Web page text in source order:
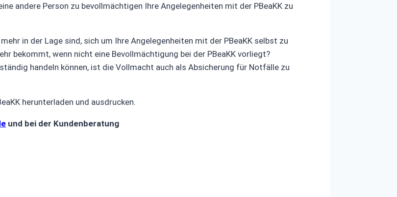
andere Person zu bevollmächtigen Ihre Angelegenheiten mit der PBeaKK zu
in der Lage sind, sich um Ihre Angelegenheiten mit der PBeaKK selbst zu
bekommt, wenn nicht eine Bevollmächtigung bei der PBeaKK vorliegt?
handeln können, ist die Vollmacht auch als Absicherung für Notfälle zu
herunterladen und ausdrucken.
und bei der Kundenberatung